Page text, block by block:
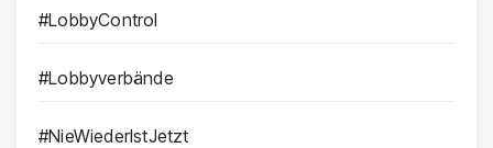
#LobbyControl
#Lobbyverbände
#NieWiederIstJetzt